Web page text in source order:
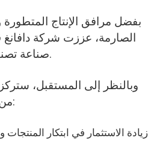
بفضل مرافق الإنتاج المتطورة
الصارمة، عززت شركة دافانغ
صناعة تصنيع الرافعات العالمية.
وبالنظر إلى المستقبل،
من المبادرات الرئيسية:
زيادة الاستثمار في ابتكار المنتجات